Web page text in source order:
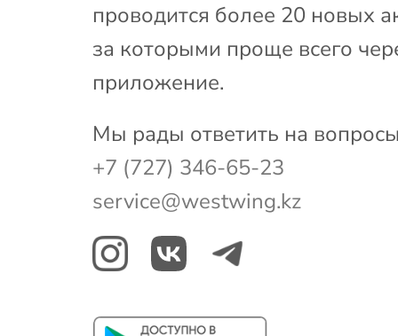
проводится более 20 новых
за которыми проще всего
приложение.
Мы рады ответить на
+7 (727) 346-65-23
service@westwing.kz